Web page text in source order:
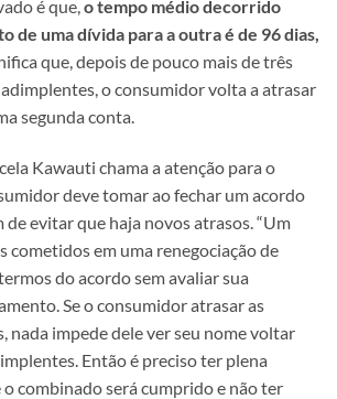
é que,o tempo médio decorrido
de uma dívida para a outra é de 96 dias,
que, depois de pouco mais de três
o consumidor volta a atrasar
segunda conta.
Kawauti chama a atenção para o
deve tomar ao fechar um acordo
de evitar que haja novos atrasos. “Um
cometidos em uma renegociação de
do acordo sem avaliar sua
Se o consumidor atrasar as
nada impede dele ver seu nome voltar
Então é preciso ter plena
o combinado será cumprido e não ter